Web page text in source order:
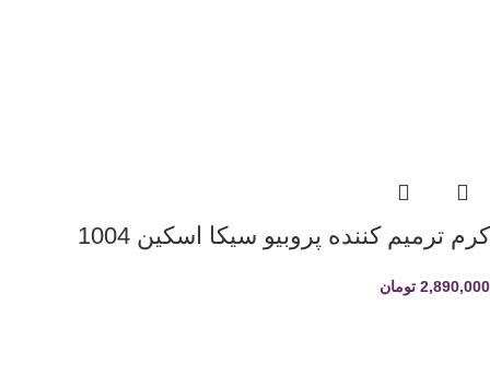
کرم ترمیم کننده پروبیو سیکا اسکین 1004
2,890,000 تومان